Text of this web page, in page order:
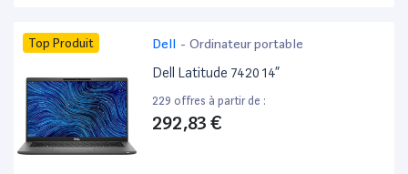
Top Produit Dell - Ordinateur portable
Dell Latitude 7420 14”
229 offres à partir de :
292,83 €